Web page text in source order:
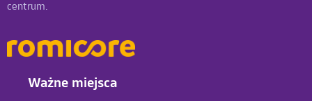
centrum.
Ważne miejsca